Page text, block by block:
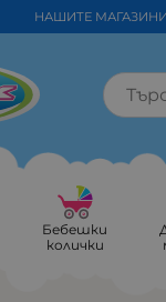
НАШИТЕ
Бебешки
колички